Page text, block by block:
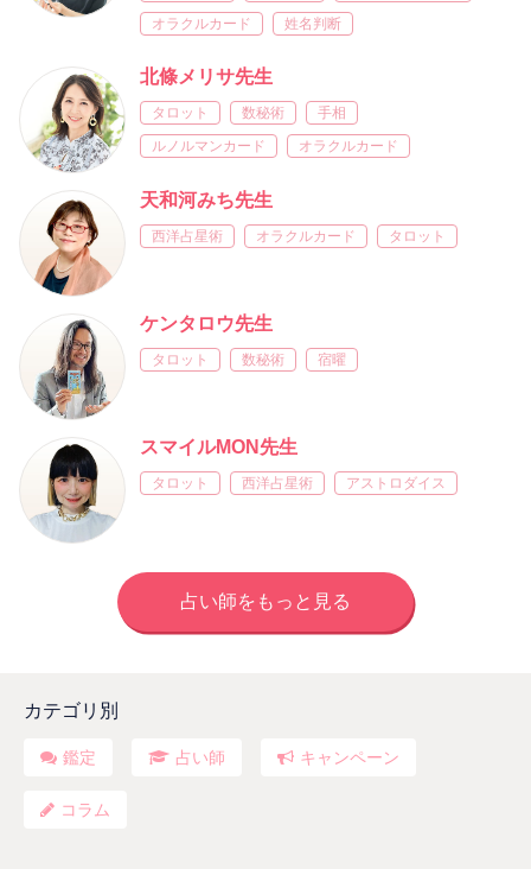
オラクルカード
姓名判断
北條メリサ先生
タロット 数秘術
手相
ルノルマンカード
オラクルカード
天和河みち先生
西洋占星術 オラクルカード タロット
ケンタロウ先生
タロット 数秘術 宿曜
スマイルMON先生
タロット 西洋占星術 アストロダイス
占い師をもっと見る
カテゴリ別
鑑定 占い師 キャンペーン
コラム